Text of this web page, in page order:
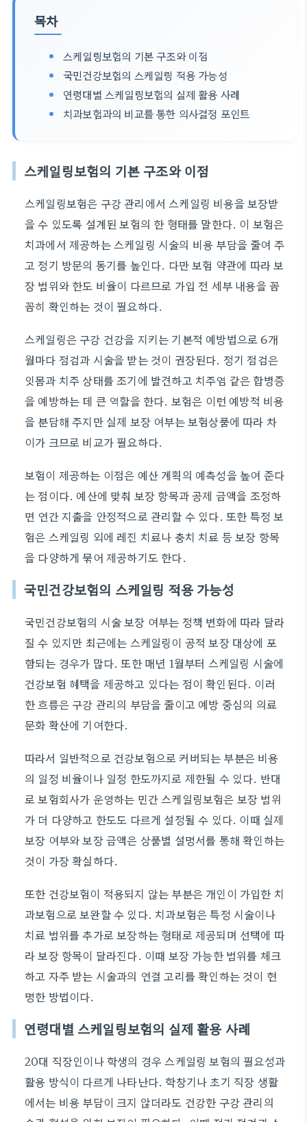
목차
스케일링보험의 기본 구조와 이점
국민건강보험의 스케일링 적용 가능성
연령대별 스케일링보험의 실제 활용 사례
치과보험과의 비교를 통한 의사결정 포인트
스케일링보험의 기본 구조와 이점
스케일링보험은 구강 관리에서 스케일링 비용을 보장받
을 수 있도록 설계된 보험의 한 형태를 말한다. 이 보험은
치과에서 제공하는 스케일링 시술의 비용 부담을 줄여 주
고 정기 방문의 동기를 높인다. 다만 보험 약관에 따라 보
장 범위와 한도 비율이 다르므로 가입 전 세부 내용을 꼼
꼼히 확인하는 것이 필요하다.
스케일링은 구강 건강을 지키는 기본적 예방법으로 6개
월마다 점검과 시술을 받는 것이 권장된다. 정기 점검은
잇몸과 치주 상태를 조기에 발견하고 치주염 같은 합병증
을 예방하는 데 큰 역할을 한다. 보험은 이런 예방적 비용
을 분담해 주지만 실제 보장 여부는 보험상품에 따라 차
이가 크므로 비교가 필요하다.
보험이 제공하는 이점은 예산 계획의 예측성을 높여 준다
는 점이다. 예산에 맞춰 보장 항목과 공제 금액을 조정하
면 연간 지출을 안정적으로 관리할 수 있다. 또한 특정 보
험은 스케일링 외에 레진 치료나 충치 치료 등 보장 항목
을 다양하게 묶어 제공하기도 한다.
국민건강보험의 스케일링 적용 가능성
국민건강보험의 시술 보장 여부는 정책 변화에 따라 달라
질 수 있지만 최근에는 스케일링이 공적 보장 대상에 포
함되는 경우가 많다. 또한 매년 1월부터 스케일링 시술에
건강보험 혜택을 제공하고 있다는 점이 확인된다. 이러
한 흐름은 구강 관리의 부담을 줄이고 예방 중심의 의료
문화 확산에 기여한다.
따라서 일반적으로 건강보험으로 커버되는 부분은 비용
의 일정 비율이나 일정 한도까지로 제한될 수 있다. 반대
로 보험회사가 운영하는 민간 스케일링보험은 보장 범위
가 더 다양하고 한도도 다르게 설정될 수 있다. 이때 실제
보장 여부와 보장 금액은 상품별 설명서를 통해 확인하는
것이 가장 확실하다.
또한 건강보험이 적용되지 않는 부분은 개인이 가입한 치
과보험으로 보완할 수 있다. 치과보험은 특정 시술이나
치료 범위를 추가로 보장하는 형태로 제공되며 선택에 따
라 보장 항목이 달라진다. 이때 보장 가능한 범위를 체크
하고 자주 받는 시술과의 연결 고리를 확인하는 것이 현
명한 방법이다.
연령대별 스케일링보험의 실제 활용 사례
20대 직장인이나 학생의 경우 스케일링 보험의 필요성과
활용 방식이 다르게 나타난다. 학창기나 초기 직장 생활
에서는 비용 부담이 크지 않더라도 건강한 구강 관리의